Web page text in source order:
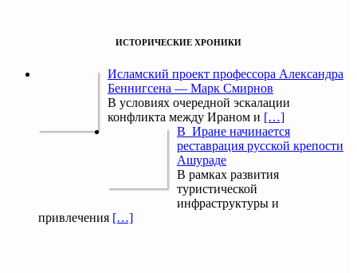
ИСТОРИЧЕСКИЕ ХРОНИКИ
Исламский проект профессора Александра
Беннигсена — Марк Смирнов
В условиях очередной эскалации
конфликта между Ираном и […]
В Иране начинается
реставрация русской крепости
Ашураде
В рамках развития
туристической
инфраструктуры и
привлечения […]